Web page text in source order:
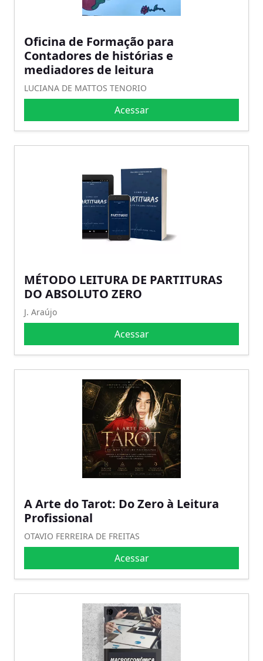
Oficina de Formação para
Contadores de histórias e
mediadores de leitura
LUCIANA DE MATTOS TENORIO
Acessar
MÉTODO LEITURA DE PARTITURAS
DO ABSOLUTO ZERO
J. Araújo
Acessar
A Arte do Tarot: Do Zero à Leitura
Profissional
OTAVIO FERREIRA DE FREITAS
Acessar